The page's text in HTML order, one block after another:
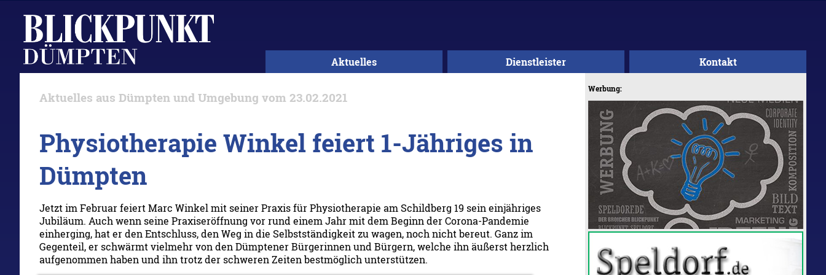
Aktuelles Dienstleister Kontakt
Aktuelles aus Dümpten und Umgebung vom 23.02.2021
Physiotherapie Winkel feiert 1-Jähriges in
Dümpten
Jetzt im Februar feiert Marc Winkel mit seiner Praxis für Physiotherapie am Schildberg 19 sein einjähriges
Jubiläum. Auch wenn seine Praxiseröffnung vor rund einem Jahr mit dem Beginn der Corona-Pandemie
einherging, hat er den Entschluss, den Weg in die Selbstständigkeit zu wagen, noch nicht bereut. Ganz im
Gegenteil, er schwärmt vielmehr von den Dümptener Bürgerinnen und Bürgern, welche ihn äußerst herzlich
aufgenommen haben und ihn trotz der schweren Zeiten bestmöglich unterstützen.
Werbung: